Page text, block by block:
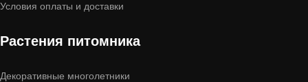
Условия оплаты и доставки
Растения питомника
Декоративные многолетники